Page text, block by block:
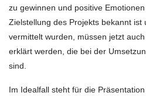
zu gewinnen und positive
Zielstellung des Projekts bekannt ist
vermittelt wurden, müssen jetzt
erklärt werden, die bei der
sind.
Im Idealfall steht für die